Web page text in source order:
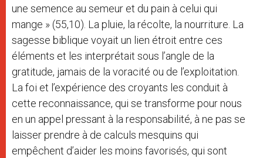
une semence au semeur et du pain à celui qui
mange » (55,10). La pluie, la récolte, la nourriture. La
sagesse biblique voyait un lien étroit entre ces
éléments et les interprétait sous l’angle de la
gratitude, jamais de la voracité ou de l’exploitation.
La foi et l’expérience des croyants les conduit à
cette reconnaissance, qui se transforme pour nous
en un appel pressant à la responsabilité, à ne pas se
laisser prendre à de calculs mesquins qui
empêchent d’aider les moins favorisés, qui sont